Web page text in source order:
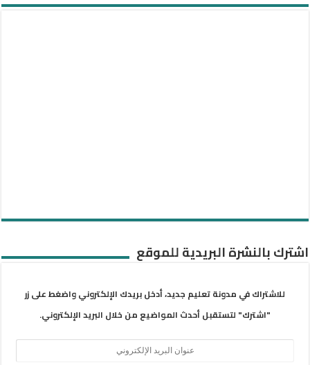
اشترك بالنشرة البريدية للموقع
للاشتراك في مدونة تعليم جديد، أدخل بريدك الإلكتروني واضغط على زر
"اشترك" لتستقبل أحدث المواضيع من خلال البريد الإلكتروني.